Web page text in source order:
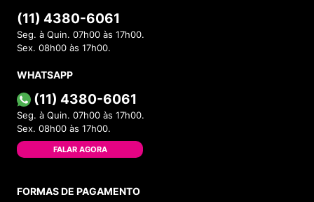
(11) 4380-6061
Seg. à Quin. 07h00 às 17h00.
Sex. 08h00 às 17h00.
WHATSAPP
(11) 4380-6061
Seg. à Quin. 07h00 às 17h00.
Sex. 08h00 às 17h00.
FALAR AGORA
FORMAS DE PAGAMENTO